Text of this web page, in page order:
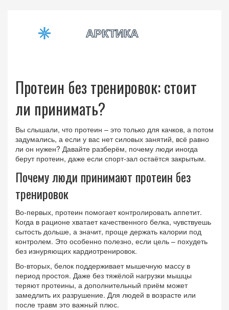
Протеин без тренировок: стоит
ли принимать?
Вы слышали, что протеин – это только для качков, а потом
задумались, а если у вас нет силовых занятий, всё равно
ли он нужен? Давайте разберём, почему люди иногда
берут протеин, даже если спорт‑зал остаётся закрытым.
Почему люди принимают протеин без
тренировок
Во-первых, протеин помогает контролировать аппетит.
Когда в рационе хватает качественного белка, чувствуешь
сытость дольше, а значит, проще держать калории под
контролем. Это особенно полезно, если цель – похудеть
без изнуряющих кардиотренировок.
Во-вторых, белок поддерживает мышечную массу в
период простоя. Даже без тяжёлой нагрузки мышцы
теряют протеины, а дополнительный приём может
замедлить их разрушение. Для людей в возрасте или
после травм это важный плюс.